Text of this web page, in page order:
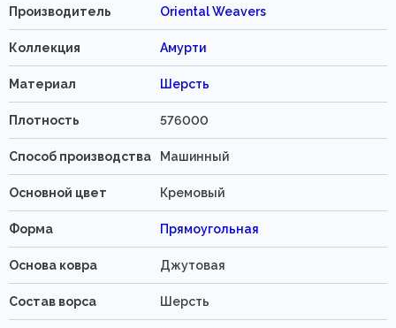
Производитель Oriental Weavers
Коллекция Амурти
Материал Шерсть
Плотность 576000
Способ производства Машинный
Основной цвет Кремовый
Форма Прямоугольная
Основа ковра Джутовая
Состав ворса Шерсть